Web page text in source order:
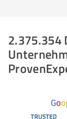
2.375.354